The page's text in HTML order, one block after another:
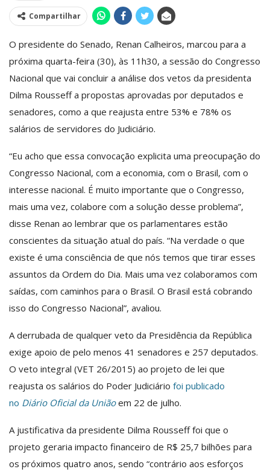
Compartilhar
O presidente do Senado, Renan Calheiros, marcou para a
próxima quarta-feira (30), às 11h30, a sessão do Congresso
Nacional que vai concluir a análise dos vetos da presidenta
Dilma Rousseff a propostas aprovadas por deputados e
senadores, como a que reajusta entre 53% e 78% os
salários de servidores do Judiciário.
“Eu acho que essa convocação explicita uma preocupação do
Congresso Nacional, com a economia, com o Brasil, com o
interesse nacional. É muito importante que o Congresso,
mais uma vez, colabore com a solução desse problema”,
disse Renan ao lembrar que os parlamentares estão
conscientes da situação atual do país. “Na verdade o que
existe é uma consciência de que nós temos que tirar esses
assuntos da Ordem do Dia. Mais uma vez colaboramos com
saídas, com caminhos para o Brasil. O Brasil está cobrando
isso do Congresso Nacional”, avaliou.
A derrubada de qualquer veto da Presidência da República
exige apoio de pelo menos 41 senadores e 257 deputados.
O veto integral (VET 26/2015) ao projeto de lei que
reajusta os salários do Poder Judiciário foi publicado
no Diário Oficial da Uniãoem 22 de julho.
A justificativa da presidente Dilma Rousseff foi que o
projeto geraria impacto financeiro de R$ 25,7 bilhões para
os próximos quatro anos, sendo “contrário aos esforços